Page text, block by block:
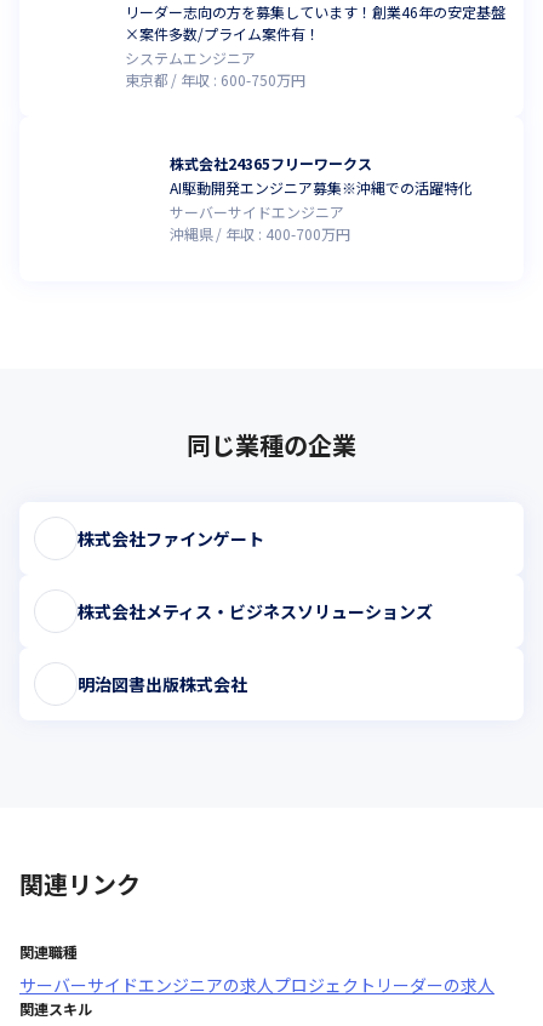
リーダー志向の方を募集しています！創業46年の安定基盤
×案件多数/プライム案件有！
システムエンジニア
東京都
年収 : 600-750万円
株式会社24365フリーワークス
AI駆動開発エンジニア募集※沖縄での活躍特化
サーバーサイドエンジニア
沖縄県
年収 : 400-700万円
同じ業種の企業
株式会社ファインゲート
株式会社メティス・ビジネスソリューションズ
明治図書出版株式会社
関連リンク
関連職種
サーバーサイドエンジニアの求人プロジェクトリーダーの求人
関連スキル